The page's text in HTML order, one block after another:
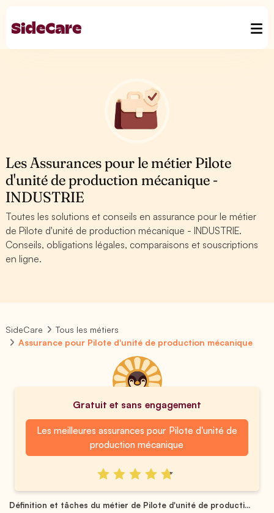
Les Assurances pour le métier Pilote
d'unité de production mécanique -
INDUSTRIE
Toutes les solutions et conseils en assurance pour le métier
de Pilote d'unité de production mécanique - INDUSTRIE.
Conseils, obligations légales, comparaisons et souscriptions
en ligne.
SideCare
Tous les métiers
Assurance pour Pilote d'unité de production mécanique
Gratuit et sans engagement
Les meilleures assurances pour Pilote d'unité de
production mécanique
Définition et tâches du métier de Pilote d'unité de producti...